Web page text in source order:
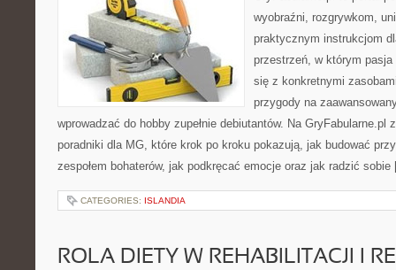
wyobraźni, rozgrywkom,
praktycznym instrukcjom
przestrzeń, w którym pasja
się z konkretnymi
przygody na
wprowadzać do hobby zupełnie debiutantów. Na GryFabularne.pl
poradniki dla MG, które krok po kroku pokazują, jak budować
zespołem bohaterów, jak podkręcać emocje oraz jak radzić
CATEGORIES: ISLANDIA
ROLA DIETY W REHABILITACJI I